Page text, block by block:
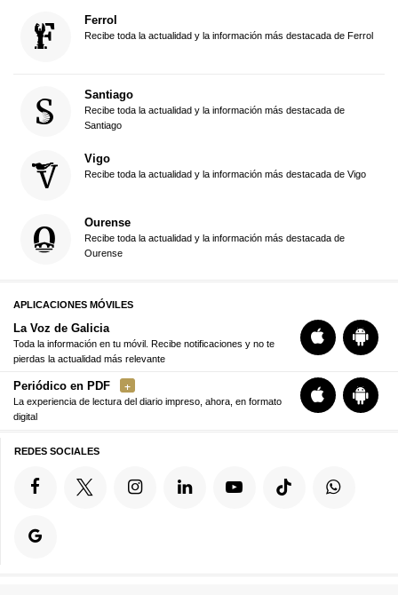
Ferrol
Recibe toda la actualidad y la información más destacada de Ferrol
Santiago
Recibe toda la actualidad y la información más destacada de
Santiago
Vigo
Recibe toda la actualidad y la información más destacada de Vigo
Ourense
Recibe toda la actualidad y la información más destacada de
Ourense
APLICACIONES MÓVILES
La Voz de Galicia
Toda la información en tu móvil. Recibe notificaciones y no te
pierdas la actualidad más relevante
Periódico en PDF
La experiencia de lectura del diario impreso, ahora, en formato
digital
REDES SOCIALES